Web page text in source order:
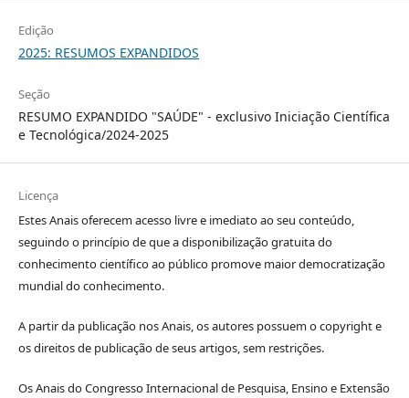
Edição
2025: RESUMOS EXPANDIDOS
Seção
RESUMO EXPANDIDO "SAÚDE" - exclusivo Iniciação Científica
e Tecnológica/2024-2025
Licença
Estes Anais oferecem acesso livre e imediato ao seu conteúdo,
seguindo o princípio de que a disponibilização gratuita do
conhecimento científico ao público promove maior democratização
mundial do conhecimento.
A partir da publicação nos Anais, os autores possuem o copyright e
os direitos de publicação de seus artigos, sem restrições.
Os Anais do Congresso Internacional de Pesquisa, Ensino e Extensão